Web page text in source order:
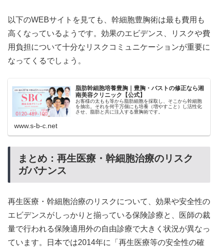
以下のWEBサイトを見ても、幹細胞豊胸術は最も費用も
高くなっているようです。効果のエビデンス、リスクや費
用負担について十分なリスクコミュニケーションが重要に
なってくるでしょう。
脂肪幹細胞培養豊胸｜豊胸・バストの修正なら湘
南美容クリニック【公式】
お客様の太もも等から脂肪細胞を採取し、そこから幹細胞
を抽出。それを何千万個にも培養（増やすこと）し活性化
させ、脂肪と共に注入する豊胸術です。
www.s-b-c.net
まとめ：再生医療・幹細胞治療のリスク
ガバナンス
再生医療・幹細胞治療のリスクについて、効果や安全性の
エビデンスがしっかりと揃っている保険診療と、医師の裁
量で行われる保険適用外の自由診療で大きく状況が異なっ
ています。日本では2014年に「再生医療等の安全性の確